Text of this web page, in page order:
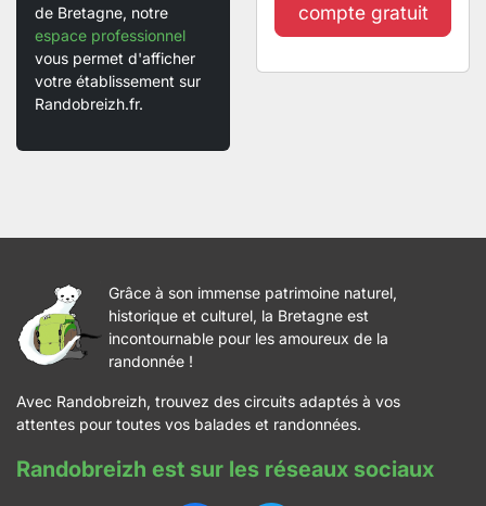
de Bretagne, notre
espace professionnel
vous permet d'afficher
votre établissement sur
Randobreizh.fr.
compte gratuit
Grâce à son immense patrimoine naturel,
historique et culturel, la Bretagne est
incontournable pour les amoureux de la
randonnée !
Avec Randobreizh, trouvez des circuits adaptés à vos
attentes pour toutes vos balades et randonnées.
Randobreizh est sur les réseaux sociaux